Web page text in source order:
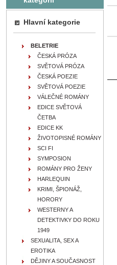
Hlavní kategorie
BELETRIE
ČESKÁ PRÓZA
SVĚTOVÁ PRÓZA
ČESKÁ POEZIE
SVĚTOVÁ POEZIE
VÁLEČNÉ ROMÁNY
EDICE SVĚTOVÁ
ČETBA
EDICE KK
ŽIVOTOPISNÉ ROMÁNY
SCI FI
SYMPOSION
ROMÁNY PRO ŽENY
HARLEQUIN
KRIMI, ŠPIONÁŽ,
HORORY
WESTERNY A
DETEKTIVKY DO ROKU
1949
SEXUALITA, SEX A
EROTIKA
DĚJINY A SOUČASNOST